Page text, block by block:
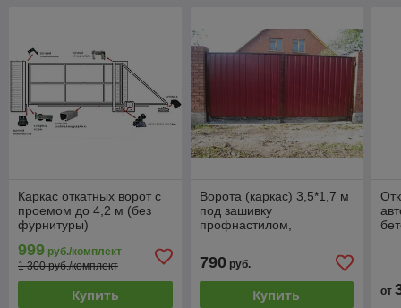
Каркас откатных ворот с
проемом до 4,2 м (без
фурнитуры)
999 руб./комплект
1 300 руб./комплект
Купить
Ворота (каркас) 3,5*1,7 м
под зашивку
профнастилом,
деревянным штакетником
790руб.
Купить от